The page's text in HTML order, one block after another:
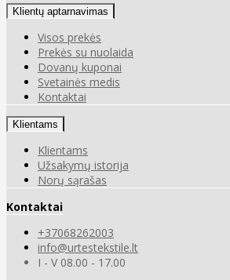
Klientų aptarnavimas
Visos prekės
Prekės su nuolaida
Dovanų kuponai
Svetainės medis
Kontaktai
Klientams
Klientams
Užsakymų istorija
Norų sąrašas
Kontaktai
+37068262003
info@urtestekstile.lt
I - V 08.00 - 17.00